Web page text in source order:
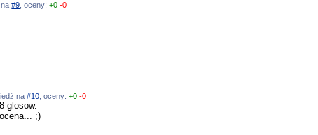
na#9, oceny:+0 -0
na#10 , oceny:+0 -0
glosow.
;)